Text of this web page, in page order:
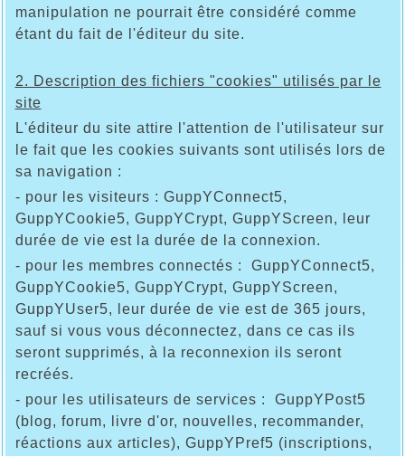
manipulation ne pourrait être considéré comme
étant du fait de l'éditeur du site.
2. Description des fichiers "cookies" utilisés par le
site
L'éditeur du site attire l'attention de l'utilisateur sur
le fait que les cookies suivants sont utilisés lors de
sa navigation :
- pour les visiteurs : GuppYConnect5,
GuppYCookie5, GuppYCrypt, GuppYScreen, leur
durée de vie est la durée de la connexion.
- pour les membres connectés : GuppYConnect5,
GuppYCookie5, GuppYCrypt, GuppYScreen,
GuppYUser5, leur durée de vie est de 365 jours,
sauf si vous vous déconnectez, dans ce cas ils
seront supprimés, à la reconnexion ils seront
recréés.
- pour les utilisateurs de services : GuppYPost5
(blog, forum, livre d'or, nouvelles, recommander,
réactions aux articles), GuppYPref5 (inscriptions,